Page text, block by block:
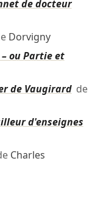
de docteur
Dorvigny
ou Partie et
de Vaugirardde
d'enseignes
Charles